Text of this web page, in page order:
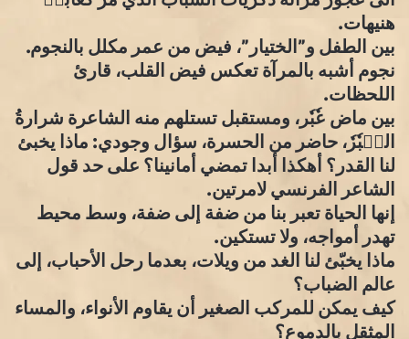
هنيهات.
بين الطفل و”الختيار”، فيض من عمر مكلل بالنجوم.
نجوم أشبه بالمرآة تعكس فيض القلب، قارئ
اللحظات.
بين ماض عٗبٗر، ومستقبل تستلهم منه الشاعرة شرارةُ
العٖبٗرٗ، حاضر من الحسرة، سؤال وجودي: ماذا يخبئ
لنا القدر؟ أهكذا أبدا تمضي أمانينا؟ على حد قول
الشاعر الفرنسي لامرتين.
إنها الحياة تعبر بنا من ضفة إلى ضفة، وسط محيط
تهدر أمواجه، ولا تستكين.
ماذا يخبّئ لنا الغد من ويلات، بعدما رحل الأحباب، إلى
عالم الضباب؟
كيف يمكن للمركب الصغير أن يقاوم الأنواء، والمساء
المثقل بالدموع؟